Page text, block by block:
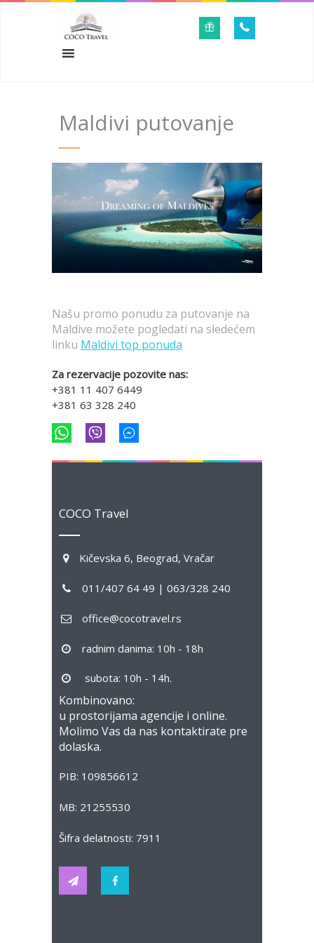
Maldivi putovanje
Našu promo ponudu za putovanje na
Maldive možete pogledati na sledećem
linku Maldivi top ponuda
Za rezervacije pozovite nas:
+381 11 407 6449
+381 63 328 240
COCO Travel
Kičevska 6, Beograd, Vračar
011/407 64 49 | 063/328 240
office@cocotravel.rs
radnim danima: 10h - 18h
subota: 10h - 14h.
Kombinovano:
u prostorijama agencije i online.
Molimo Vas da nas kontaktirate pre
dolaska.
PIB: 109856612
MB: 21255530
Šifra delatnosti: 7911